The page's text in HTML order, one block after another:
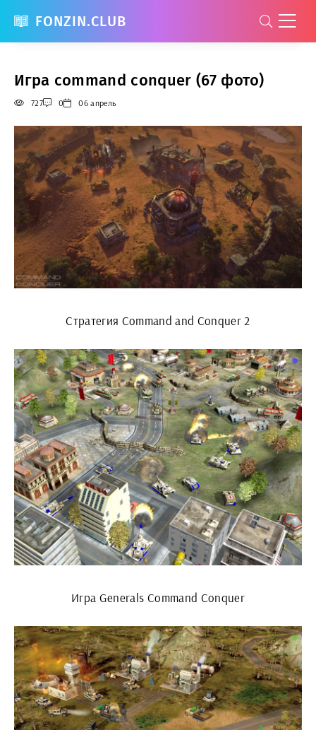
FONZIN.CLUB
Игра command conquer (67 фото)
727 0 06 апрель
Стратегия Command and Conquer 2
Игра Generals Command Conquer